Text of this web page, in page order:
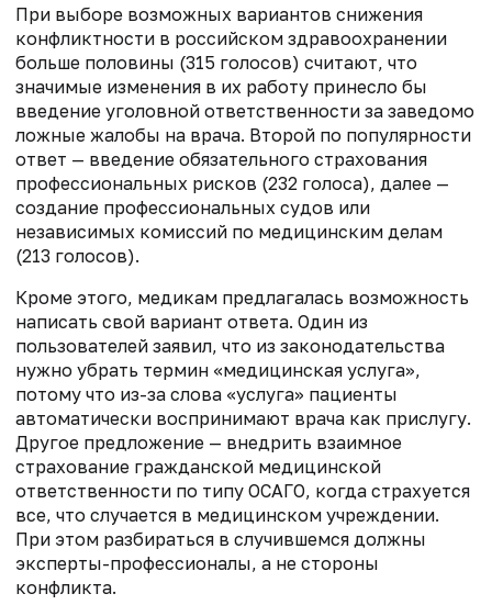
При выборе возможных вариантов снижения
конфликтности в российском здравоохранении
больше половины (315 голосов) считают, что
значимые изменения в их работу принесло бы
введение уголовной ответственности за заведомо
ложные жалобы на врача. Второй по популярности
ответ — введение обязательного страхования
профессиональных рисков (232 голоса), далее —
создание профессиональных судов или
независимых комиссий по медицинским делам
(213 голосов).
Кроме этого, медикам предлагалась возможность
написать свой вариант ответа. Один из
пользователей заявил, что из законодательства
нужно убрать термин «медицинская услуга»,
потому что из-за слова «услуга» пациенты
автоматически воспринимают врача как прислугу.
Другое предложение — внедрить взаимное
страхование гражданской медицинской
ответственности по типу ОСАГО, когда страхуется
все, что случается в медицинском учреждении.
При этом разбираться в случившемся должны
эксперты-профессионалы, а не стороны
конфликта.